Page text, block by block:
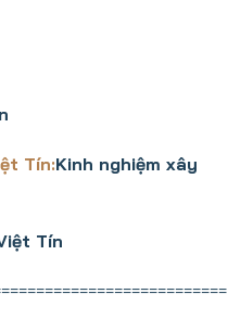
Tín:Kinh nghiệm xây
Tín